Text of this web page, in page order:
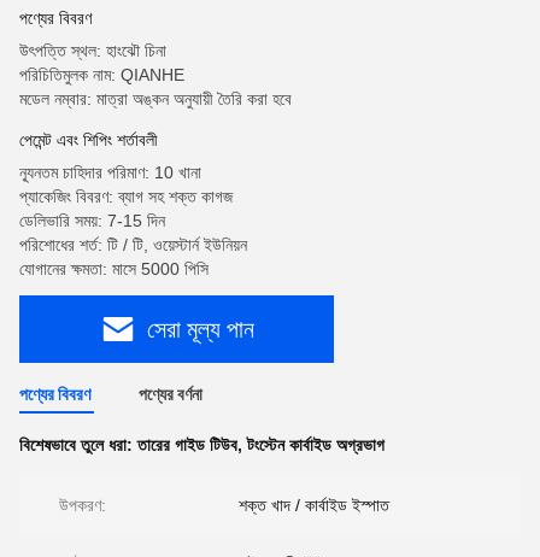
পণ্যের বিবরণ
উৎপত্তি স্থল: হাংঝৌ চিনা
পরিচিতিমুলক নাম: QIANHE
মডেল নম্বার: মাত্রা অঙ্কন অনুযায়ী তৈরি করা হবে
পেমেন্ট এবং শিপিং শর্তাবলী
ন্যূনতম চাহিদার পরিমাণ: 10 খানা
প্যাকেজিং বিবরণ: ব্যাগ সহ শক্ত কাগজ
ডেলিভারি সময়: 7-15 দিন
পরিশোধের শর্ত: টি / টি, ওয়েস্টার্ন ইউনিয়ন
যোগানের ক্ষমতা: মাসে 5000 পিসি
সেরা মূল্য পান
পণ্যের বিবরণ পণ্যের বর্ণনা
বিশেষভাবে তুলে ধরা:তারের গাইড টিউব,টংস্টেন কার্বাইড অগ্রভাগ
উপকরণ: শক্ত খাদ / কার্বাইড ইস্পাত